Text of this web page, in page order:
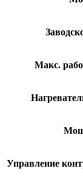
Макс.
Управление